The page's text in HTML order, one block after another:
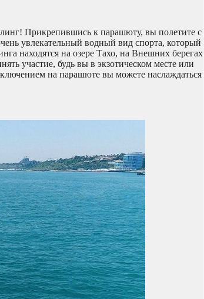
Прикрепившись к парашюту, вы полетите с
увлекательный водный вид спорта, который
находятся на озере Тахо, на Внешних берегах
участие, будь вы в экзотическом месте или
на парашюте вы можете наслаждаться